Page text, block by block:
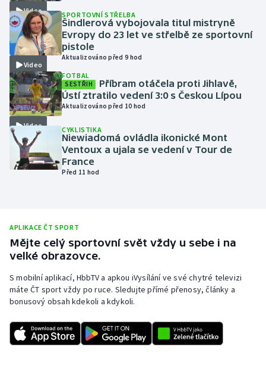
Lezení
Lyže a snowboard
Moderní pětiboj
Motorsport
Olympijské hry
Parasport
Rychlostní kanoistika
Short track
Video
Video
SPORTOVNÍ STŘELBA
Šindlerová vybojovala titul mistryně
Evropy do 23 let ve střelbě ze sportovní
pistole
Aktualizováno před 9 hod
Video
FOTBAL
SESTŘIH
Příbram otáčela proti Jihlavě,
Ústí ztratilo vedení 3:0 s Českou Lípou
Aktualizováno před 10 hod
CYKLISTIKA
Niewiadomá ovládla ikonické Mont
Ventoux a ujala se vedení v Tour de
France
Před 11 hod
APLIKACE ČT SPORT
Mějte celý sportovní svět vždy u sebe i na
velké obrazovce.
S mobilní aplikací, HbbTV a apkou iVysílání ve své chytré televizi
máte ČT sport vždy po ruce. Sledujte přímé přenosy, články a
bonusový obsah kdekoli a kdykoli.